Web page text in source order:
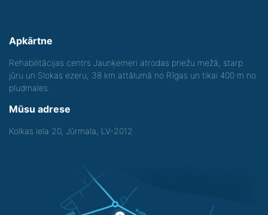
Apkārtne
Rehabilitācijas centrs Jaunķemeri atrodas priežu mežā, starp
jūru un Slokas ezeru, 38 km attālumā no Rīgas un tikai 400 m no
pludmales.
Mūsu adrese
Kolkas iela 20, Jūrmala, LV-2012